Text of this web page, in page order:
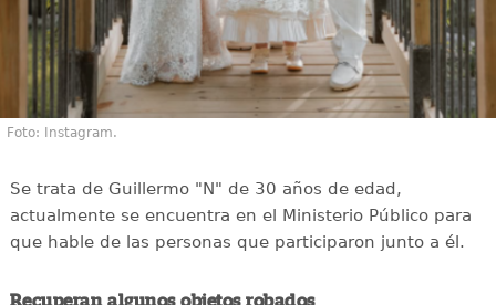
Foto: Instagram.
Se trata de Guillermo "N" de 30 años de edad,
actualmente se encuentra en el Ministerio Público para
que hable de las personas que participaron junto a él.
Recuperan algunos objetos robados